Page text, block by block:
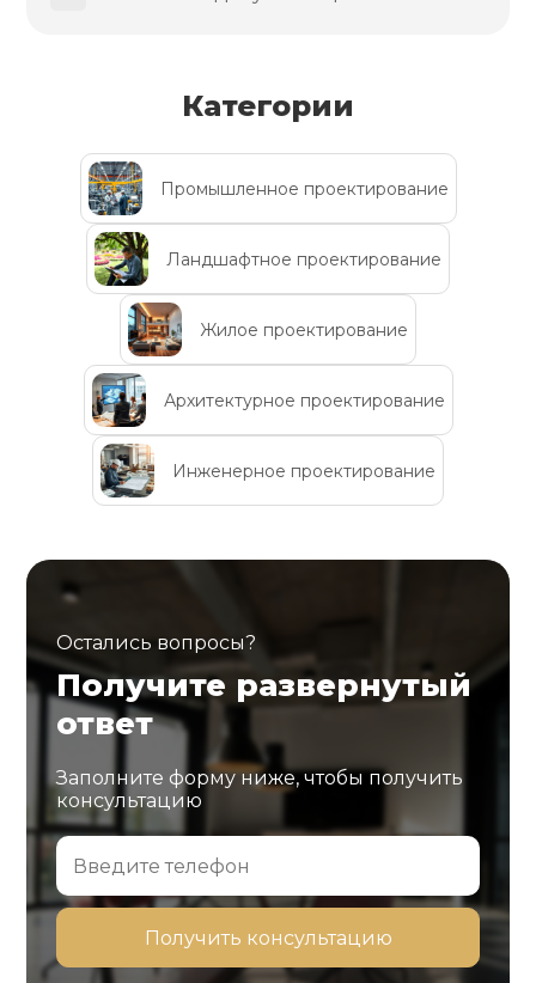
Категории
Промышленное проектирование
Ландшафтное проектирование
Жилое проектирование
Архитектурное проектирование
Инженерное проектирование
Остались вопросы?
Получите развернутый
ответ
Заполните форму ниже, чтобы получить
консультацию